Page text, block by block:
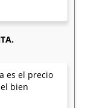
es el precio
bien